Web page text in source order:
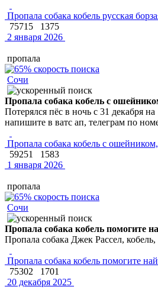
Пропала собака кобель русская
75715
1375
2 января 2026
пропала
Сочи
Пропала собака кобель с
Потерялся пёс в ночь с 31 декабря
напишите в ватс ап, телеграм по
Пропала собака кобель с
59251
1583
1 января 2026
пропала
Сочи
Пропала собака кобель помогите
Пропала собака Джек Рассел,
Пропала собака кобель помогите
75302
1701
20 декабря 2025